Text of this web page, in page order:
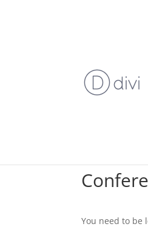
You need to be